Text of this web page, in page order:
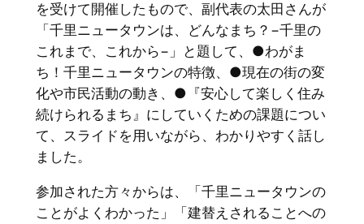
を受けて開催したもので、副代表の太田さんが
「千里ニュータウンは、どんなまち？−千里の
これまで、これから−」と題して、●わがま
ち！千里ニュータウンの特徴、●現在の街の変
化や市民活動の動き、●『安心して楽しく住み
続けられるまち』にしていくための課題につい
て、スライドを用いながら、わかりやすく話し
ました。
参加された方々からは、「千里ニュータウンの
ことがよくわかった」「建替えされることへの